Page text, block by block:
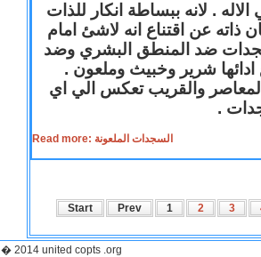
. لانه ببساطة انكار للذات
ذاته عن اقتناع انه لاشئ امام
ضد المنطق البشري وضد
ادائها شرير وخبيث وملعون .
المعاصر والقريب تعكس الي اي
.
Read more: السجدات الملعونة
Start Prev 1 2 3
� 2014 united copts .org